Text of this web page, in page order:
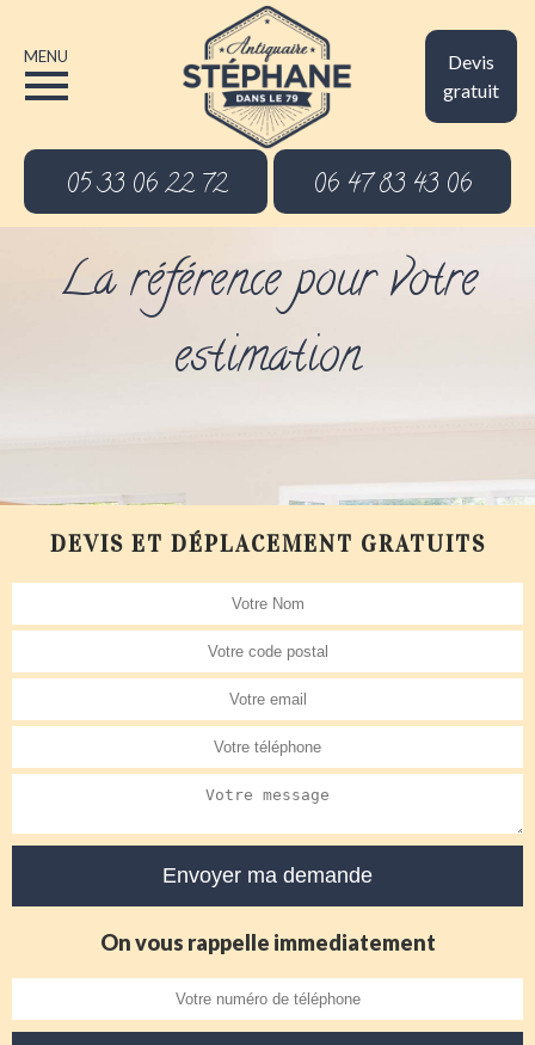
Devis
gratuit
MENU
05 33 06 22 72 06 47 83 43 06
La référence pour votre
estimation
DEVIS ET DÉPLACEMENT GRATUITS
On vous rappelle immediatement